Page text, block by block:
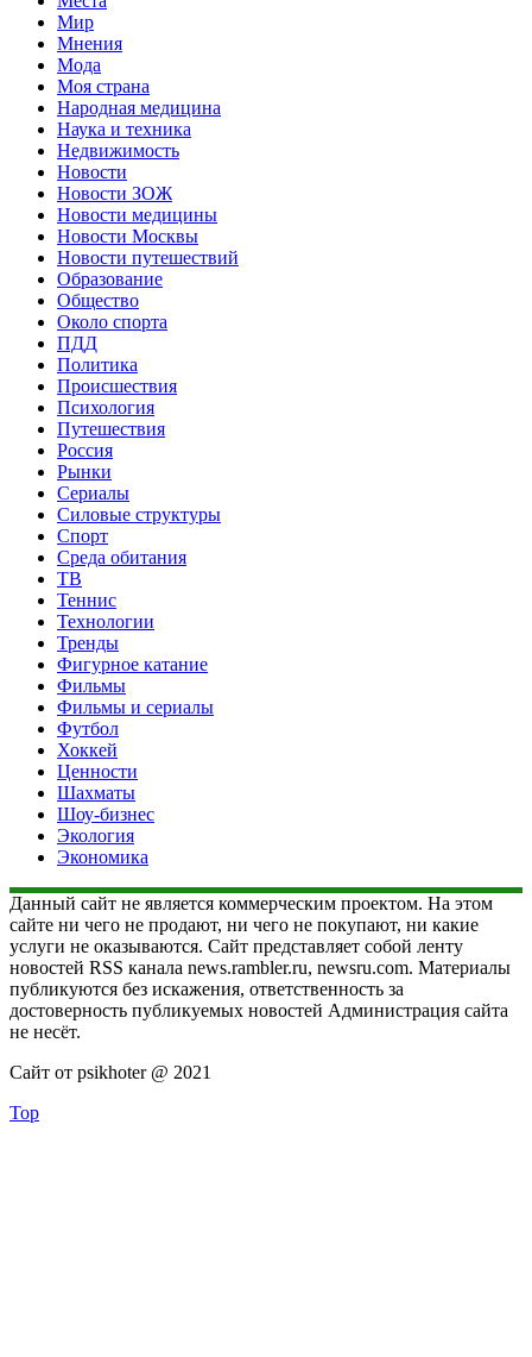
Мир
Мнения
Мода
Моя страна
Народная медицина
Наука и техника
Недвижимость
Новости
Новости ЗОЖ
Новости медицины
Новости Москвы
Новости путешествий
Образование
Общество
Около спорта
ПДД
Политика
Происшествия
Психология
Путешествия
Россия
Рынки
Сериалы
Силовые структуры
Спорт
Среда обитания
ТВ
Теннис
Технологии
Тренды
Фигурное катание
Фильмы
Фильмы и сериалы
Футбол
Хоккей
Ценности
Шахматы
Шоу-бизнес
Экология
Экономика
Данный сайт не является коммерческим проектом. На этом
сайте ни чего не продают, ни чего не покупают, ни какие
услуги не оказываются. Сайт представляет собой ленту
новостей RSS канала news.rambler.ru, newsru.com. Материалы
публикуются без искажения, ответственность за
достоверность публикуемых новостей Администрация сайта
не несёт.
Сайт от psikhoter @ 2021
Top